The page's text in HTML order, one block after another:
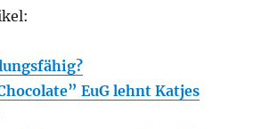
EuG lehnt Katjes